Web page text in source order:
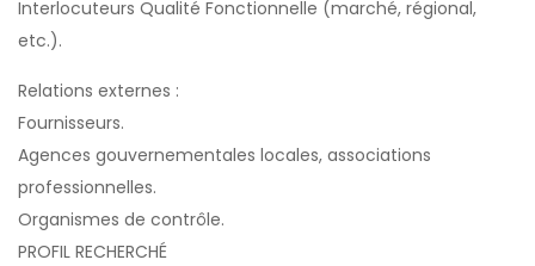
Interlocuteurs Qualité Fonctionnelle (marché, régional,
etc.).
Relations externes :
Fournisseurs.
Agences gouvernementales locales, associations
professionnelles.
Organismes de contrôle.
PROFIL RECHERCHÉ